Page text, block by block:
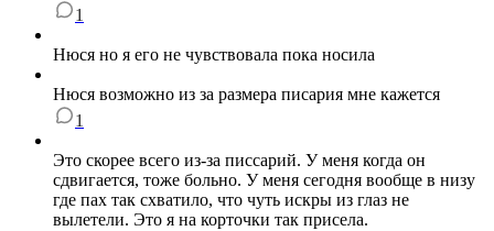
1
Нюся но я его не чувствовала пока носила
Нюся возможно из за размера писария мне кажется
1
Это скорее всего из-за писсарий. У меня когда он
сдвигается, тоже больно. У меня сегодня вообще в низу
где пах так схватило, что чуть искры из глаз не
вылетели. Это я на корточки так присела.